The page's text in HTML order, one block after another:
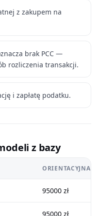
z zakupem na
brak PCC —
rozliczenia transakcji.
i zapłatę podatku.
z bazy
ORIENTACYJNA
95000 zł
95000 zł